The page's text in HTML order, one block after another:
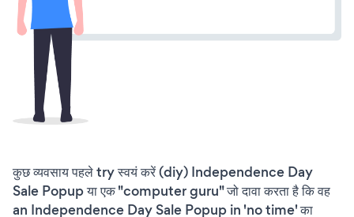
कुछ व्यवसाय पहले try स्वयं करें (diy) Independence Day
Sale Popup या एक "computer guru" जो दावा करता है कि वह
an Independence Day Sale Popup in 'no time' का